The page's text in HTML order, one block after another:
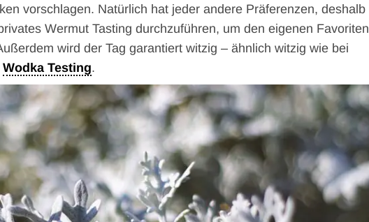
vorschlagen. Natürlich hat jeder andere Präferenzen, deshalb
Wermut Tasting durchzuführen, um den eigenen Favoriten
wird der Tag garantiert witzig – ähnlich witzig wie bei
Wodka Testing.